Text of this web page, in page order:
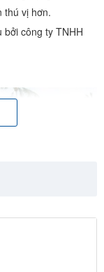
thú vị hơn.
công ty TNHH